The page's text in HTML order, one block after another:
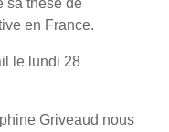
en France.
le lundi 28
Griveaud nous